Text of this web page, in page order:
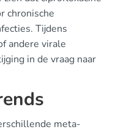
chronische
Tijdens
andere virale
in de vraag naar
meta-